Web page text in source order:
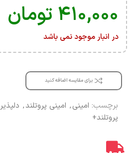
۴۱۰,۰۰۰ تومان
در انبار موجود نمی باشد
برای مقایسه اضافه کنید
برچسب: امینی, امینی پروتلند, دلپذیر
پروتلند+